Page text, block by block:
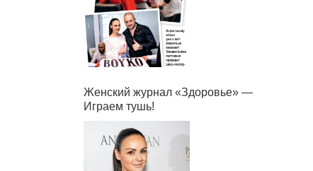
Женский журнал «Здоровье» —
Играем тушь!